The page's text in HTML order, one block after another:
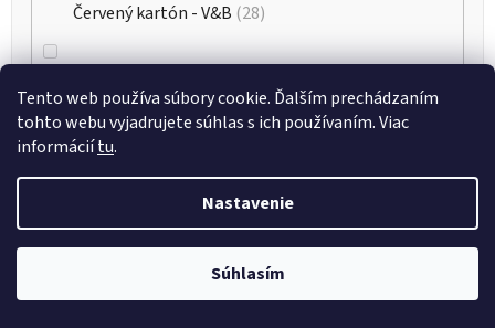
Tento web používa súbory cookie. Ďalším prechádzaním
tohto webu vyjadrujete súhlas s ich používaním. Viac
informáciítu.
Nastavenie
Súhlasím
Červený kartón - V&B 28
Hnedý kartón - V&B (štandardné)
Počet kusov v sade
2 1